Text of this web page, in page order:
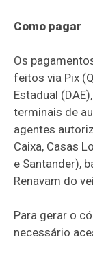
Como pagar
Os
feitos via Pix
Estadual
terminais de
agentes
Caixa, Casas
e Santander),
Renavam do
Para gerar o
necessário